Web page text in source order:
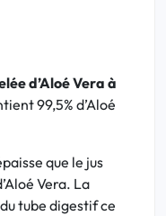
d’Aloé Vera à
99,5% d’Aloé
que le jus
Vera. La
tube digestif ce